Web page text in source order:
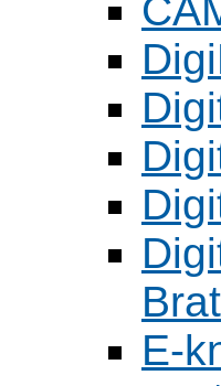
E-